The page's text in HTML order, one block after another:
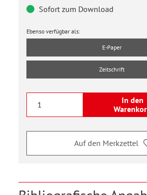
Sofort zum Download
Ebenso verfügbar als:
E-Paper
Zeitschrift
In den
Auf den Merkzettel